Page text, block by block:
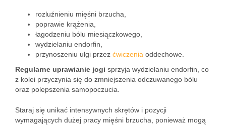
rozluźnieniu mięśni brzucha,
poprawie krążenia,
łagodzeniu bólu miesiączkowego,
wydzielaniu endorfin,
przynoszeniu ulgi przez ćwiczenia oddechowe.
Regularne uprawianie jogi sprzyja wydzielaniu endorfin, co
z kolei przyczynia się do zmniejszenia odczuwanego bólu
oraz polepszenia samopoczucia.
Staraj się unikać intensywnych skrętów i pozycji
wymagających dużej pracy mięśni brzucha, ponieważ mogą